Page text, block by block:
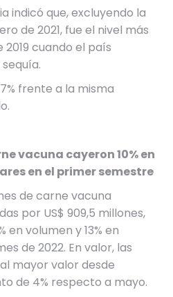
indicó que, excluyendo la
de 2021, fue el nivel más
cuando el país
frente a la misma
vacuna cayeron 10% en
en el primer semestre
de carne vacuna
por US$ 909,5 millones,
en volumen y 13% en
de 2022. En valor, las
mayor valor desde
de 4% respecto a mayo.